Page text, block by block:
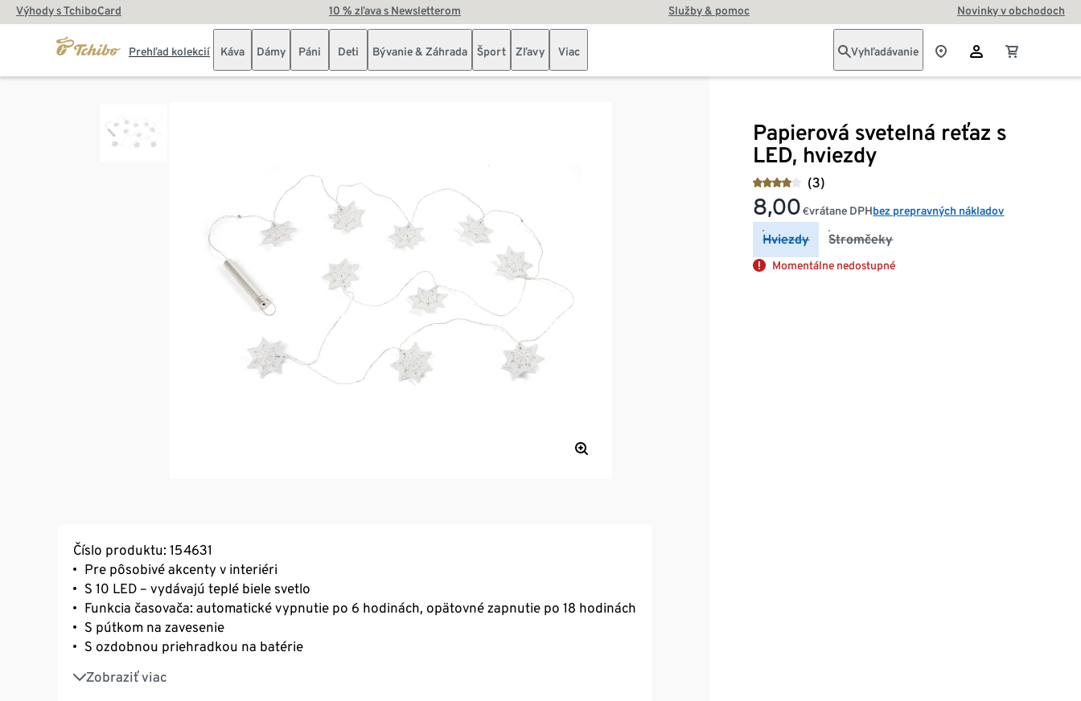
Výhody s TchiboCard 10 % zľava s Newsletterom Služby & pomoc Novinky v obchodoch
Prehľad kolekcií Káva Dámy Páni Deti Bývanie & Záhrada Šport Zľavy Viac Vyhľadávanie
Papierová svetelná reťaz s
LED, hviezdy
(3)
8,00 €vrátane DPHbez prepravných nákladov
Hviezdy Stromčeky
Momentálne nedostupné
Číslo produktu: 154631
Pre pôsobivé akcenty v interiéri
S 10 LED – vydávajú teplé biele svetlo
Funkcia časovača: automatické vypnutie po 6 hodinách, opätovné zapnutie po 18 hodinách
S pútkom na zavesenie
S ozdobnou priehradkou na batérie
Zobraziť viac
Perforovaný vzor v hviezdach vytvára krásne svetelné efekty
Perforovaný vzor v hviezdach vytvára krásne svetelné efekty